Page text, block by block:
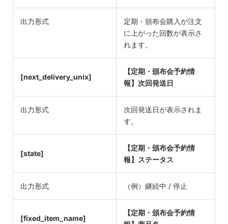
出力形式
定期・頒布会購入が注文
に上がった回数が表示さ
れます。
[next_delivery_unix]
【定期・頒布会予約情
報】次回発送日
出力形式
次回発送日が表示されま
す。
[state]
【定期・頒布会予約情
報】ステータス
出力形式 （例）継続中 / 停止
[fixed_item_name]
【定期・頒布会予約情